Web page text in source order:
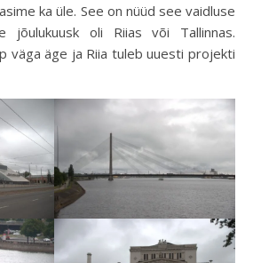
ka üle. See on nüüd see vaidluse
jõulukuusk oli Riias või Tallinnas.
väga äge ja Riia tuleb uuesti projekti